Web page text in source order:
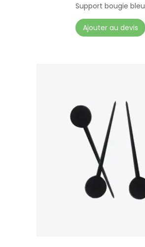
Support bougie bleu
Ajouter au devis